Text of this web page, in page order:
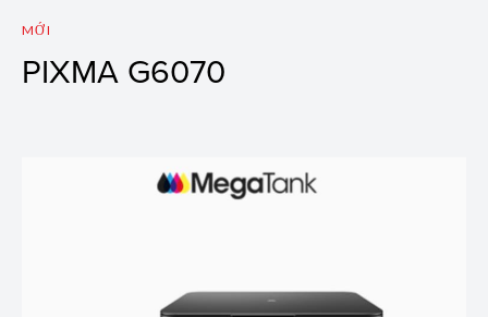
PIXMA G6070
MỚI
PIXMA G6070